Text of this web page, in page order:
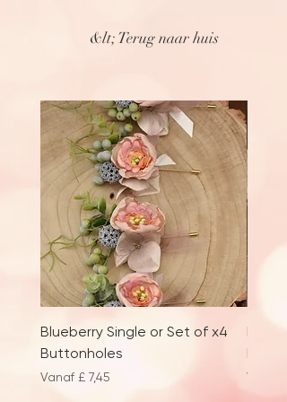
&lt; Terug naar huis
Blueberry Single or Set of x4
Buttonholes
Vanaf £ 7,45
Verkoopprijs Vanaf